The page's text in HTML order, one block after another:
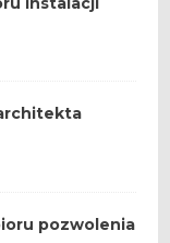
pozwolenia